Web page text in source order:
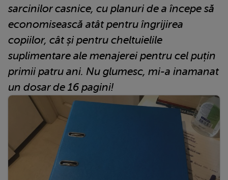
sarcinilor casnice, cu planuri de a începe să
economisească atât pentru îngrijirea
copiilor, cât și pentru cheltuielile
suplimentare ale menajerei pentru cel puțin
primii patru ani. Nu glumesc, mi-a inamanat
un dosar de 16 pagini!